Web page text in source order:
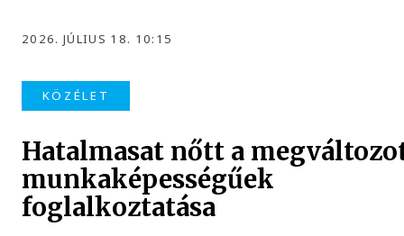
2026. JÚLIUS 18. 10:15
KÖZÉLET
Hatalmasat nőtt a
munkaképességűek
foglalkoztatása